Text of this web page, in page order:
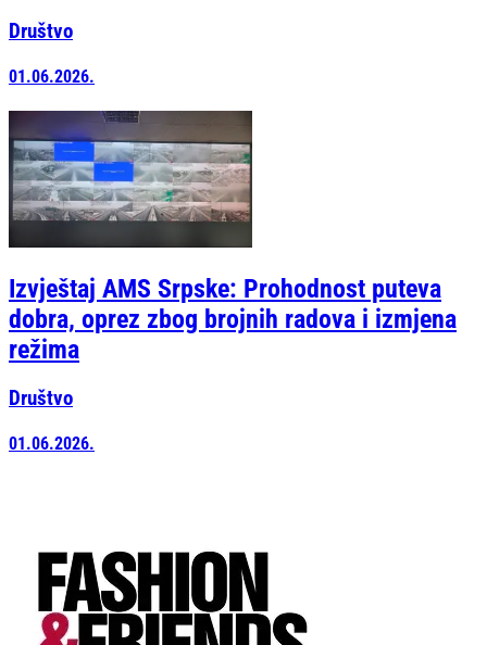
Društvo
01.06.2026.
Izvještaj AMS Srpske: Prohodnost puteva
dobra, oprez zbog brojnih radova i izmjena
režima
Društvo
01.06.2026.